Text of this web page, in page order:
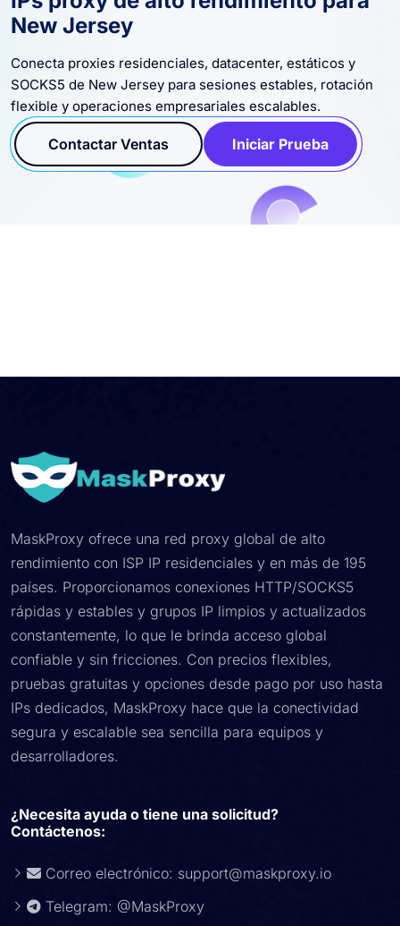
IPs proxy de alto rendimiento para
Conecta proxies residenciales, datacenter, estáticos y
SOCKS5 de New Jersey para sesiones estables, rotación
flexible y operaciones empresariales escalables.
Contactar Ventas Iniciar Prueba
MaskProxy ofrece una red proxy global de alto
rendimiento con ISP IP residenciales y en más de 195
países. Proporcionamos conexiones HTTP/SOCKS5
rápidas y estables y grupos IP limpios y actualizados
constantemente, lo que le brinda acceso global
confiable y sin fricciones. Con precios flexibles,
pruebas gratuitas y opciones desde pago por uso hasta
IPs dedicados, MaskProxy hace que la conectividad
segura y escalable sea sencilla para equipos y
desarrolladores.
¿Necesita ayuda o tiene una solicitud?
Contáctenos:
Correo electrónico: support@maskproxy.io
Telegram: @MaskProxy